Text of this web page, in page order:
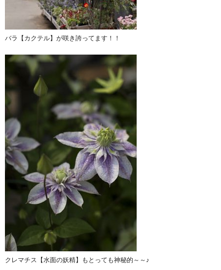
バラ【カクテル】が咲き誇ってます！！
クレマチス【水面の妖精】もとっても神秘的～～♪